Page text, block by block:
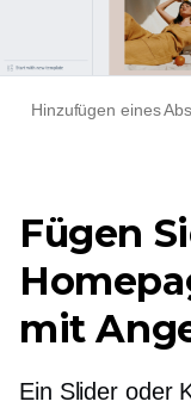
Hinzufügen eines
Fügen
mit
Ein Slider oder